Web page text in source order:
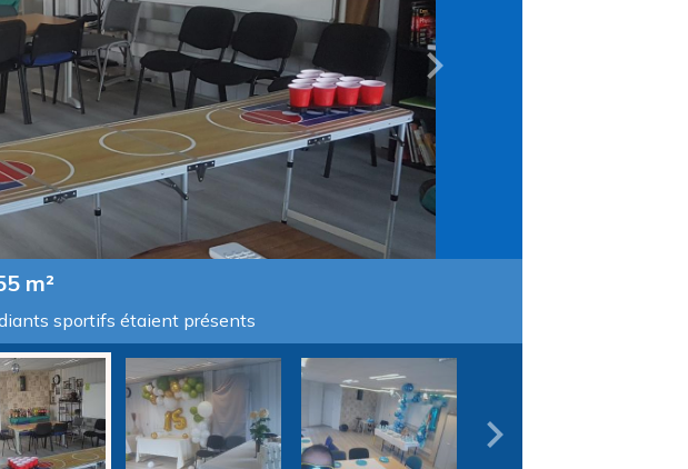
m²
sportifs étaient présents